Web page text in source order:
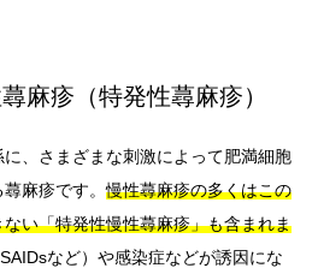
麻疹（特発性蕁麻疹）
、さまざまな刺激によって肥満細胞
麻疹です。慢性蕁麻疹の多くはこの
い「特発性慢性蕁麻疹」も含まれま
など）や感染症などが誘因にな